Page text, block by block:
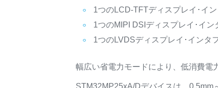
1つのLCD-TFTディスプレイ･イ
1つのMIPI DSIディスプレイ･イン
1つのLVDSディスプレイ･インタ
幅広い省電力モードにより、低消費電
STM32MP25xA/Dデバイスは、